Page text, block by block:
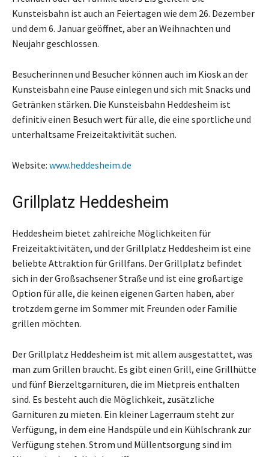
Kunsteisbahn ist auch an Feiertagen wie dem 26. Dezember
und dem 6. Januar geöffnet, aber an Weihnachten und
Neujahr geschlossen.
Besucherinnen und Besucher können auch im Kiosk an der
Kunsteisbahn eine Pause einlegen und sich mit Snacks und
Getränken stärken. Die Kunsteisbahn Heddesheim ist
definitiv einen Besuch wert für alle, die eine sportliche und
unterhaltsame Freizeitaktivität suchen.
Website: www.heddesheim.de
Grillplatz Heddesheim
Heddesheim bietet zahlreiche Möglichkeiten für
Freizeitaktivitäten, und der Grillplatz Heddesheim ist eine
beliebte Attraktion für Grillfans. Der Grillplatz befindet
sich in der Großsachsener Straße und ist eine großartige
Option für alle, die keinen eigenen Garten haben, aber
trotzdem gerne im Sommer mit Freunden oder Familie
grillen möchten.
Der Grillplatz Heddesheim ist mit allem ausgestattet, was
man zum Grillen braucht. Es gibt einen Grill, eine Grillhütte
und fünf Bierzeltgarnituren, die im Mietpreis enthalten
sind. Es besteht auch die Möglichkeit, zusätzliche
Garnituren zu mieten. Ein kleiner Lagerraum steht zur
Verfügung, in dem eine Handspüle und ein Kühlschrank zur
Verfügung stehen. Strom und Müllentsorgung sind im